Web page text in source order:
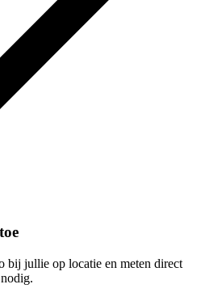
bij jullie op locatie en meten direct